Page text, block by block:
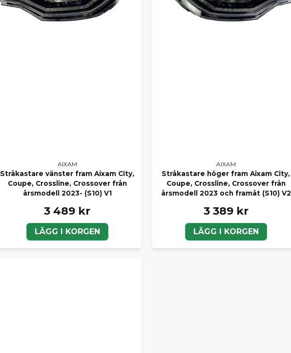
AIXAM
Stråkastare vänster fram Aixam City,
Coupe, Crossline, Crossover från
årsmodell 2023- (S10) V1
3 489 kr
LÄGG I KORGEN
AIXAM
Stråkastare höger fram Aixam City,
Coupe, Crossline, Crossover från
årsmodell 2023 och framåt (S10) V2
3 389 kr
LÄGG I KORGEN